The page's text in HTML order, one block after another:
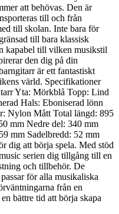
att behövas. Den är
till och från
till skolan. Inte bara för
till bara klassisk
kapabel till vilken musikstil
den dig på din
är ett fantastiskt
värld. Specifikationer
Yta: Mörkblå Topp: Lind
Hals: Eboniserad lönn
Nylon Mått Total längd: 895
mm Nedre del: 340 mm
mm Sadelbredd: 52 mm
dig att börja spela. Med stöd
serien dig tillgång till en
och tillbehör. De
för alla musikaliska
från en
bättre tid att börja skapa